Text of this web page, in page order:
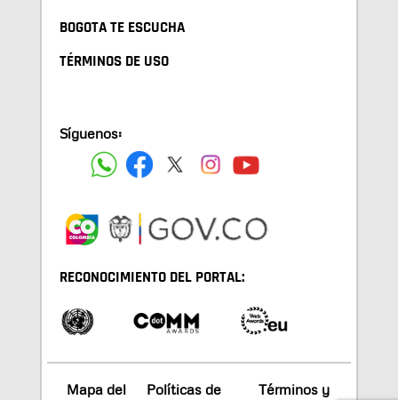
BOGOTA TE ESCUCHA
TÉRMINOS DE USO
Síguenos:
RECONOCIMIENTO DEL PORTAL:
Mapa del
Políticas de
Términos y